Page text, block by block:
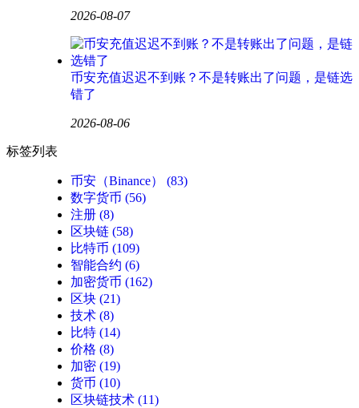
2026-08-07
币安充值迟迟不到账？不是转账出了问题，是链选
错了
2026-08-06
标签列表
币安（Binance）
(83)
数字货币 (56)
注册 (8)
区块链 (58)
比特币 (109)
智能合约 (6)
加密货币 (162)
区块 (21)
技术 (8)
比特 (14)
价格 (8)
加密 (19)
货币 (10)
区块链技术 (11)